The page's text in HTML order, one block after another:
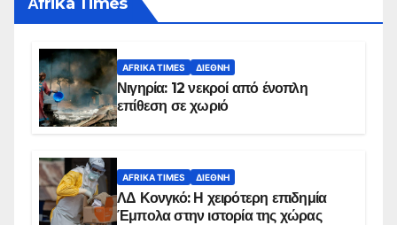
AFRIKA TIMES ΔΙΕΘΝΉ
Νιγηρία: 12 νεκροί από ένοπλη
επίθεση σε χωριό
AFRIKA TIMES ΔΙΕΘΝΉ
ΛΔ Κονγκό: Η χειρότερη επιδημία
Έμπολα στην ιστορία της χώρας